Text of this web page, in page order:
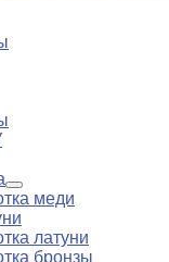
меди
латуни
бронзы